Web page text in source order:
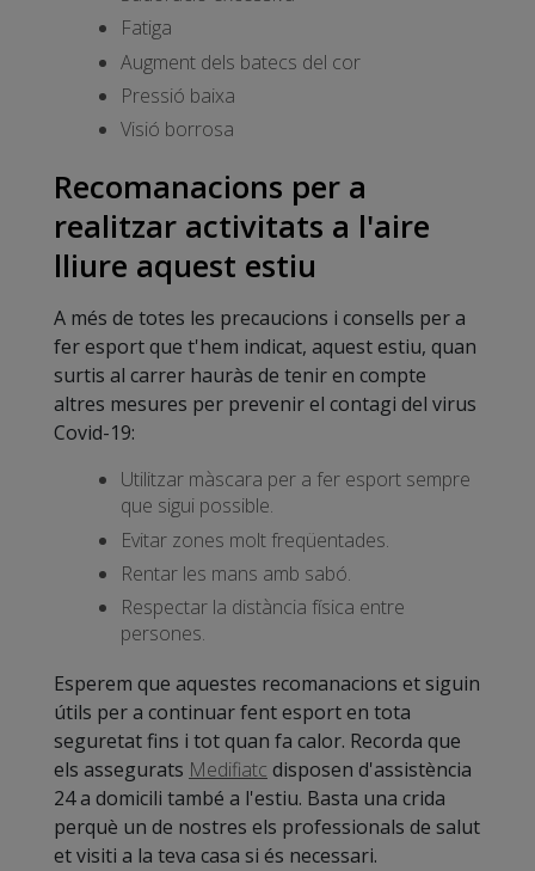
Fatiga
Augment dels batecs del cor
Pressió baixa
Visió borrosa
Recomanacions per a
realitzar activitats a l'aire
lliure aquest estiu
A més de totes les precaucions i consells per a
fer esport que t'hem indicat, aquest estiu, quan
surtis al carrer hauràs de tenir en compte
altres mesures per prevenir el contagi del virus
Covid-19:
Utilitzar màscara per a fer esport sempre
que sigui possible.
Evitar zones molt freqüentades.
Rentar les mans amb sabó.
Respectar la distància física entre
persones.
Esperem que aquestes recomanacions et siguin
útils per a continuar fent esport en tota
seguretat fins i tot quan fa calor. Recorda que
els assegurats Medifiatc disposen d'assistència
24 a domicili també a l'estiu. Basta una crida
perquè un de nostres els professionals de salut
et visiti a la teva casa si és necessari.